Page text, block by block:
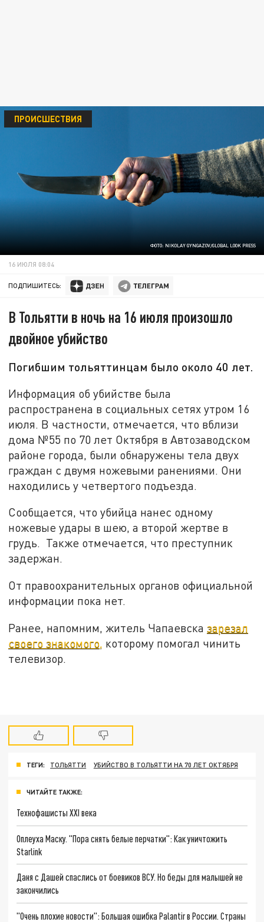
ФОТО: NIKOLAY GYNGAZOV/GLOBAL LOOK PRESS
ПРОИСШЕСТВИЯ
16 ИЮЛЯ 08:04
ПОДПИШИТЕСЬ:
В Тольятти в ночь на 16 июля произошло
двойное убийство
Погибшим тольяттинцам было около 40 лет.
Информация об убийстве была
распространена в социальных сетях утром 16
июля. В частности, отмечается, что вблизи
дома №55 по 70 лет Октября в Автозаводском
районе города, были обнаружены тела двух
граждан с двумя ножевыми ранениями. Они
находились у четвертого подъезда.
Сообщается, что убийца нанес одному
ножевые удары в шею, а второй жертве в
грудь. Также отмечается, что преступник
задержан.
От правоохранительных органов официальной
информации пока нет.
Ранее, напомним, житель Чапаевсказарезал
своего знакомого, которому помогал чинить
телевизор.
ТЕГИ: ТОЛЬЯТТИ УБИЙСТВО В ТОЛЬЯТТИ НА 70 ЛЕТ ОКТЯБРЯ
ЧИТАЙТЕ ТАКЖЕ:
Технофашисты XXI века
Оплеуха Маску. "Пора снять белые перчатки": Как уничтожить
Starlink
Даня с Дашей спаслись от боевиков ВСУ. Но беды для малышей не
закончились
"Очень плохие новости": Большая ошибка Palantir в России. Страны